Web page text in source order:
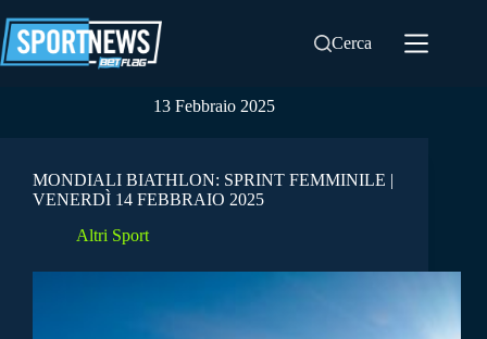
al
contenuto
Cerca
13 Febbraio 2025
MONDIALI BIATHLON: SPRINT FEMMINILE |
VENERDÌ 14 FEBBRAIO 2025
Altri Sport